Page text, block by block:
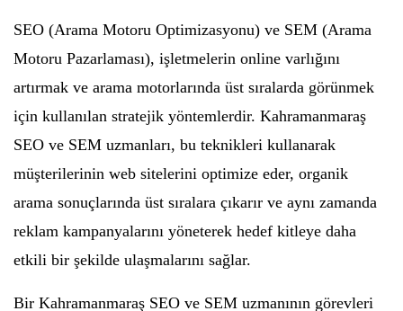
SEO (Arama Motoru Optimizasyonu) ve SEM (Arama
Motoru Pazarlaması), işletmelerin online varlığını
artırmak ve arama motorlarında üst sıralarda görünmek
için kullanılan stratejik yöntemlerdir. Kahramanmaraş
SEO ve SEM uzmanları, bu teknikleri kullanarak
müşterilerinin web sitelerini optimize eder, organik
arama sonuçlarında üst sıralara çıkarır ve aynı zamanda
reklam kampanyalarını yöneterek hedef kitleye daha
etkili bir şekilde ulaşmalarını sağlar.
Bir Kahramanmaraş SEO ve SEM uzmanının görevleri